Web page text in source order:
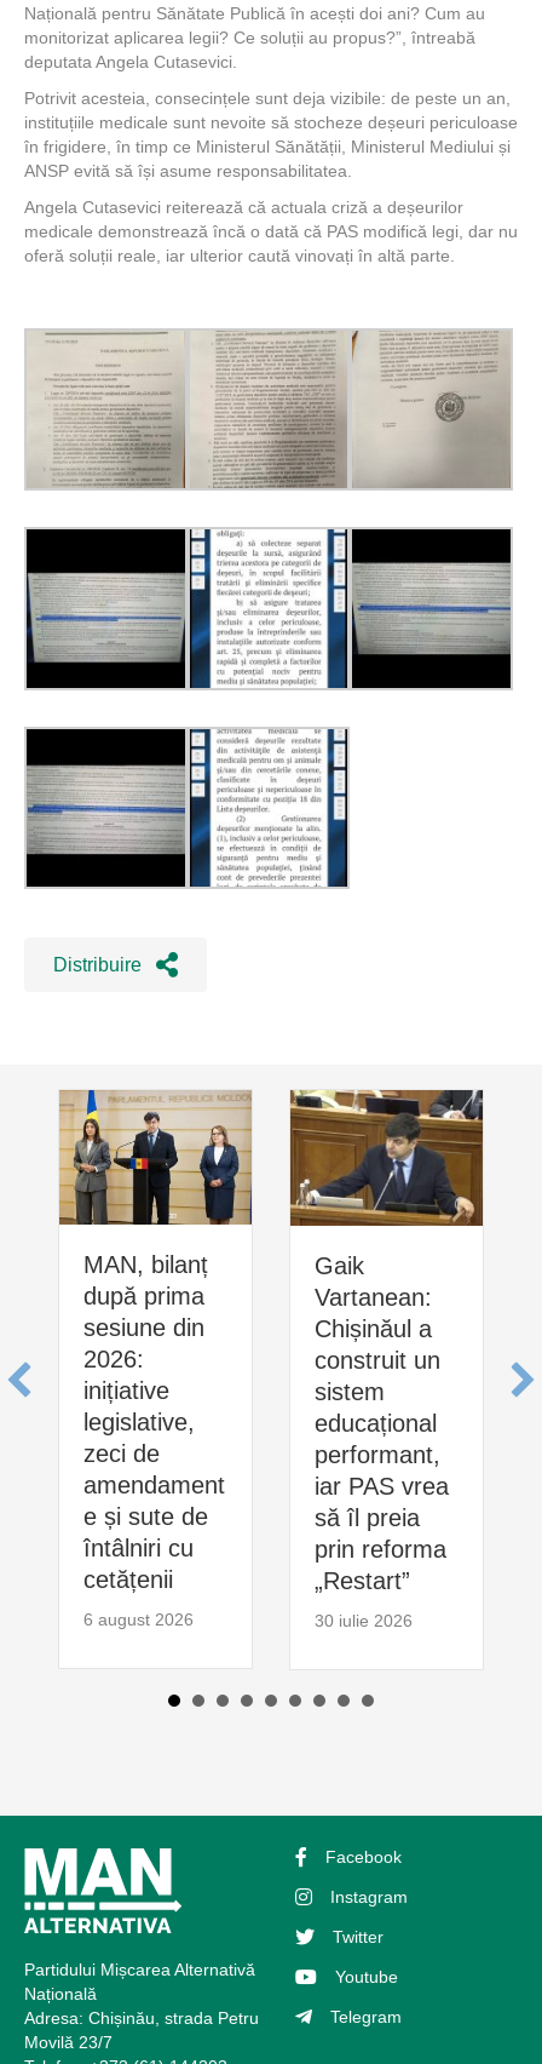
Națională pentru Sănătate Publică în acești doi ani? Cum au
monitorizat aplicarea legii? Ce soluții au propus?”, întreabă
deputata Angela Cutasevici.
Potrivit acesteia, consecințele sunt deja vizibile: de peste un an,
instituțiile medicale sunt nevoite să stocheze deșeuri periculoase
în frigidere, în timp ce Ministerul Sănătății, Ministerul Mediului și
ANSP evită să își asume responsabilitatea.
Angela Cutasevici reiterează că actuala criză a deșeurilor
medicale demonstrează încă o dată că PAS modifică legi, dar nu
oferă soluții reale, iar ulterior caută vinovați în altă parte.
Distribuire
MAN, bilanț
după prima
sesiune din
2026:
inițiative
legislative,
zeci de
amendament
e și sute de
întâlniri cu
cetățenii
6 august 2026
Gaik
Vartanean:
Chișinăul a
construit un
sistem
educațional
performant,
iar PAS vrea
să îl preia
prin reforma
„Restart”
30 iulie 2026
Partidului Mișcarea Alternativă
Națională
Adresa: Chișinău, strada Petru
Movilă 23/7
Facebook
Instagram
Twitter
Youtube
Telegram